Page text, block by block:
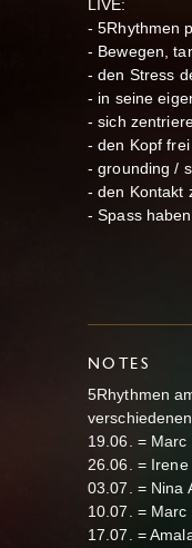
LIVE:
- 5Rhythmen
- Bewegen,
- den Stress
- in seine
- sich
- den Kopf
- grounding /
- den Kontakt
- Spass haben
NOTES
5Rhythmen
19.06. = Marc
26.06. = Irene
03.07. = Nina
10.07. = Marc
17.07. =